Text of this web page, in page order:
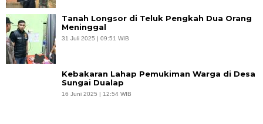
Tanah Longsor di Teluk Pengkah Dua Orang
Meninggal
31 Juli 2025 | 09:51 WIB
Kebakaran Lahap Pemukiman Warga di Desa
Sungai Dualap
16 Juni 2025 | 12:54 WIB